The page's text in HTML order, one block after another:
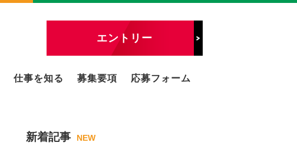
エントリー
仕事を知る 募集要項 応募フォーム
新着記事 NEW